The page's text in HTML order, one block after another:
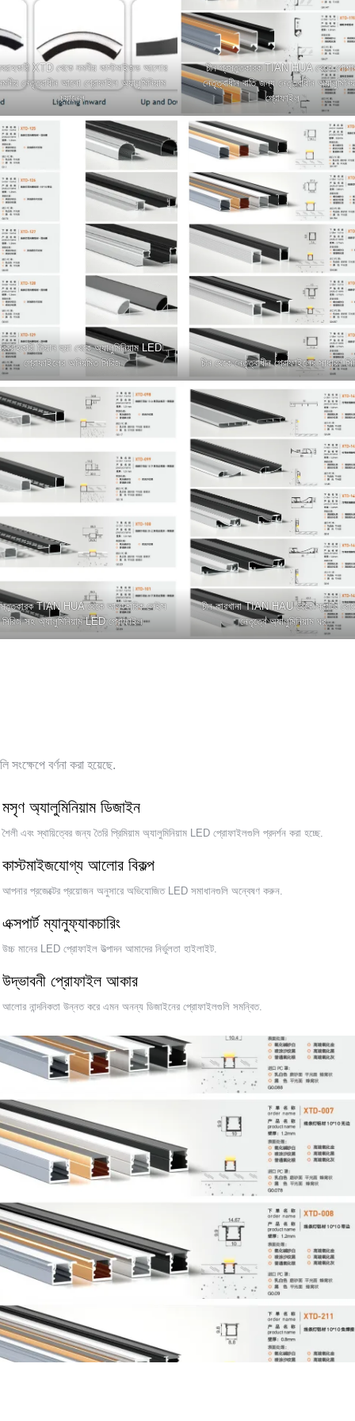
XTD থেকে নমনীয় কাস্টমাইজড আলোর
নেতৃত্বাধীন আলো প্রোফাইল অ্যালুমিনিয়াম
চ্যানেল
চীন প্রস্তুতকারক TIAN HUA থেকে
নেতৃত্বাধীন বাতি জন্য নেতৃত্বাধীন
প্রোফাইল
তিয়ান হুয়া থেকে অ্যালুমিনিয়াম LED
প্রোফাইলের অনিয়মিত সিরিজ
চীন থেকে নেতৃত্বাধীন প্রোফাইলের সাধারণ
TIAN HUA থেকে আলংকারিক লেইস
সিরিজ সহ অ্যালুমিনিয়াম LED প্রোফাইল
চীন কারখানা TIAN HAU থেকে স্কার্টিং
নেতৃত্বে অ্যালুমিনিয়াম ঘর
সংক্ষেপে বর্ণনা করা হয়েছে.
মসৃণ অ্যালুমিনিয়াম ডিজাইন
শৈলী এবং স্থায়িত্বের জন্য তৈরি প্রিমিয়াম অ্যালুমিনিয়াম LED প্রোফাইলগুলি প্রদর্শন করা হচ্ছে.
কাস্টমাইজযোগ্য আলোর বিকল্প
আপনার প্রজেক্টের প্রয়োজন অনুসারে অভিযোজিত LED সমাধানগুলি অন্বেষণ করুন.
এক্সপার্ট ম্যানুফ্যাকচারিং
উচ্চ মানের LED প্রোফাইল উত্পাদন আমাদের নির্ভুলতা হাইলাইট.
উদ্ভাবনী প্রোফাইল আকার
আলোর নান্দনিকতা উন্নত করে এমন অনন্য ডিজাইনের প্রোফাইলগুলি সমন্বিত.